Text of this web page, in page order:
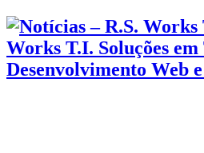
Works T.I. Soluções em
Desenvolvimento Web